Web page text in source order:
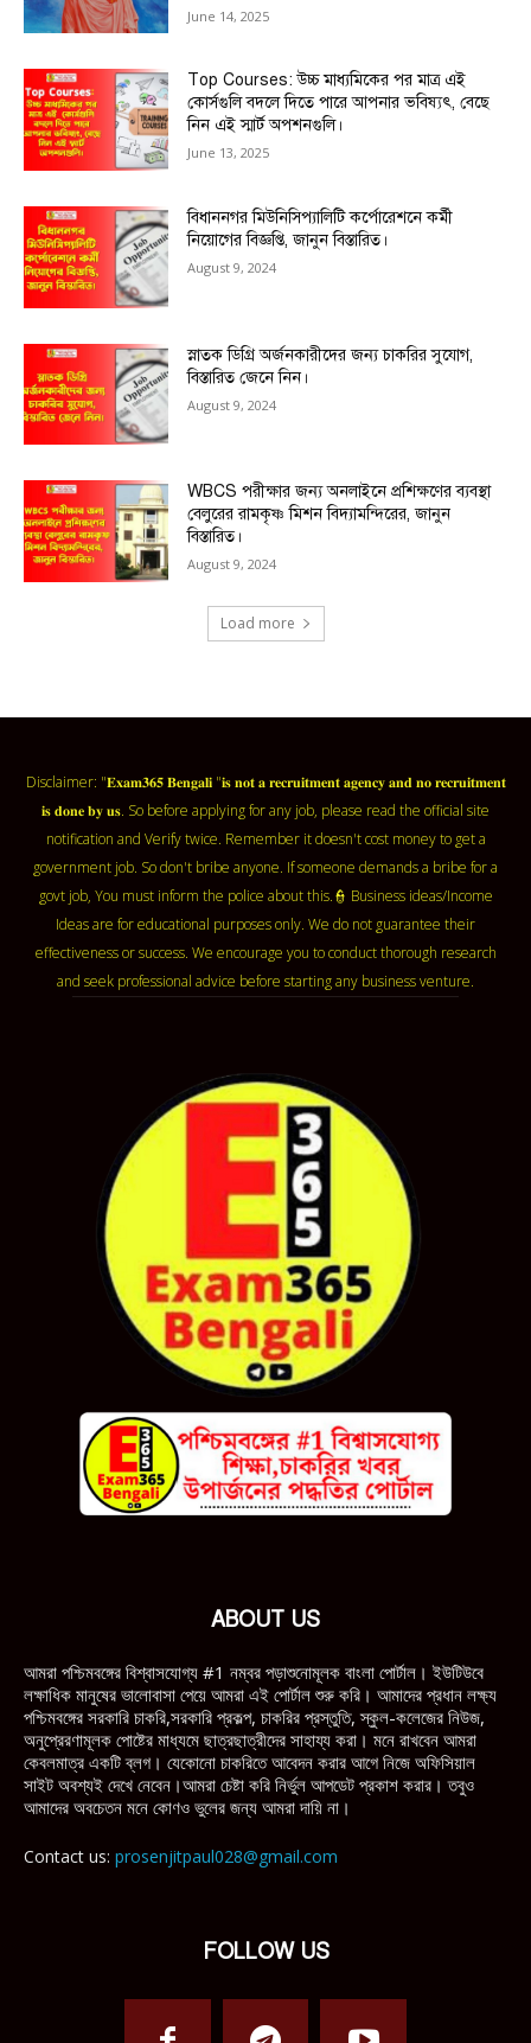
June 14, 2025
Top Courses: উচ্চ মাধ্যমিকের পর মাত্র এই
কোর্সগুলি বদলে দিতে পারে আপনার ভবিষ্যৎ, বেছে
নিন এই স্মার্ট অপশনগুলি।
June 13, 2025
বিধাননগর মিউনিসিপ্যালিটি কর্পোরেশনে কর্মী
নিয়োগের বিজ্ঞপ্তি, জানুন বিস্তারিত।
August 9, 2024
স্নাতক ডিগ্রি অর্জনকারীদের জন্য চাকরির সুযোগ,
বিস্তারিত জেনে নিন।
August 9, 2024
WBCS পরীক্ষার জন্য অনলাইনে প্রশিক্ষণের ব্যবস্থা
বেলুরের রামকৃষ্ণ মিশন বিদ্যামন্দিরের, জানুন
বিস্তারিত।
August 9, 2024
Load more
Disclaimer: "𝐄𝐱𝐚𝐦𝟑𝟔𝟓 𝐁𝐞𝐧𝐠𝐚𝐥𝐢 "𝐢𝐬 𝐧𝐨𝐭 𝐚 𝐫𝐞𝐜𝐫𝐮𝐢𝐭𝐦𝐞𝐧𝐭 𝐚𝐠𝐞𝐧𝐜𝐲 𝐚𝐧𝐝 𝐧𝐨 𝐫𝐞𝐜𝐫𝐮𝐢𝐭𝐦𝐞𝐧𝐭
𝐢𝐬 𝐝𝐨𝐧𝐞 𝐛𝐲 𝐮𝐬. So before applying for any job, please read the official site
notification and Verify twice. Remember it doesn't cost money to get a
government job. So don't bribe anyone. If someone demands a bribe for a
govt job, You must inform the police about this.👮 Business ideas/Income
Ideas are for educational purposes only. We do not guarantee their
effectiveness or success. We encourage you to conduct thorough research
and seek professional advice before starting any business venture.
ABOUT US
আমরা পশ্চিমবঙ্গের বিশ্বাসযোগ্য #1 নম্বর পড়াশুনোমূলক বাংলা পোর্টাল। ইউটিউবে
লক্ষাধিক মানুষের ভালোবাসা পেয়ে আমরা এই পোর্টাল শুরু করি। আমাদের প্রধান লক্ষ্য
পশ্চিমবঙ্গের সরকারি চাকরি,সরকারি প্রকল্প, চাকরির প্রস্তুতি, স্কুল-কলেজের নিউজ,
অনুপ্রেরণামূলক পোষ্টের মাধ্যমে ছাত্রছাত্রীদের সাহায্য করা। মনে রাখবেন আমরা
কেবলমাত্র একটি ব্লগ। যেকোনো চাকরিতে আবেদন করার আগে নিজে অফিসিয়াল
সাইট অবশ্যই দেখে নেবেন।আমরা চেষ্টা করি নির্ভুল আপডেট প্রকাশ করার। তবুও
আমাদের অবচেতন মনে কোণও ভুলের জন্য আমরা দায়ি না।
Contact us: prosenjitpaul028@gmail.com
FOLLOW US